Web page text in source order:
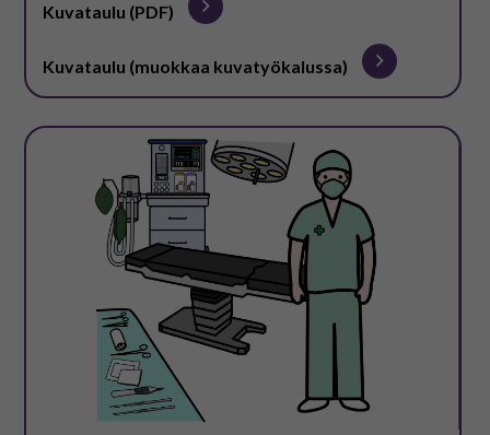
Kuvataulu (PDF)
Kuvataulu (muokkaa kuvatyökalussa)